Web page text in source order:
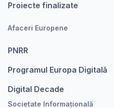
Proiecte finalizate
Afaceri Europene
PNRR
Programul Europa Digitalǎ
Digital Decade
Societate Informațională